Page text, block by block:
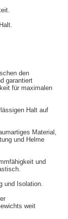
den
garantiert
für maximalen
Halt auf
Material,
und Helme
und
und Isolation.
weit